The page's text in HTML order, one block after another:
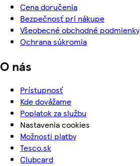
Cena doručenia
Bezpečnosť pri nákupe
Všeobecné obchodné podmienky
Ochrana súkromia
O nás
Prístupnosť
Kde dovážame
Poplatok za službu
Nastavenia cookies
Možnosti platby
Tesco.sk
Clubcard